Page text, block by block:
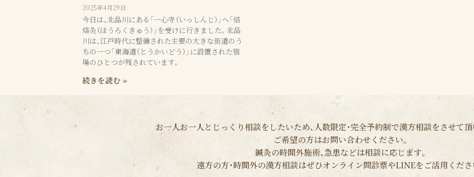
2025年4月29日
今日は、北品川にある「一心寺（いっしんじ）」へ「焙
烙灸（ほうろくきゅう）」を受けに行きました。北品
川は、江戸時代に整備された主要の大きな街道のう
ちの一つ「東海道（とうかいどう）」に設置された宿
場のひとつが残されています。
続きを読む »
お一人お一人とじっくり相談をしたいため、人数限定・完全予約制で漢方相談をさせて頂
ご希望の方はお問い合わせください。
鍼灸の時間外施術、急患などは相談に応じます。
遠方の方・時間外の漢方相談はぜひオンライン問診票やLINEをご活用くださ